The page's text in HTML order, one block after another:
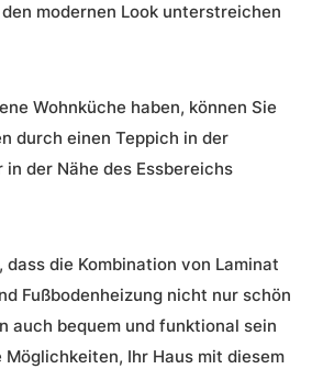
modernen Look unterstreichen
Wohnküche haben, können Sie
durch einen Teppich in der
in der Nähe des Essbereichs
dass die Kombination von Laminat
Fußbodenheizung nicht nur schön
auch bequem und funktional sein
Möglichkeiten, Ihr Haus mit diesem